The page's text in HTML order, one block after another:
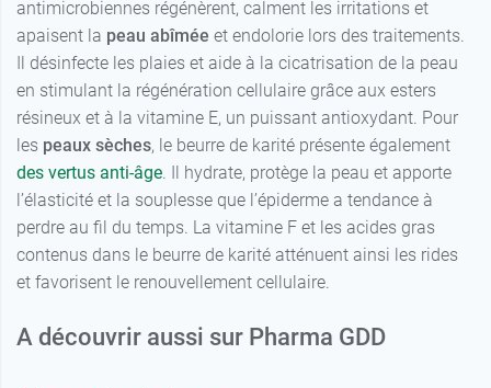
antimicrobiennes régénèrent, calment les irritations et
apaisent la peau abîmée et endolorie lors des traitements.
Il désinfecte les plaies et aide à la cicatrisation de la peau
en stimulant la régénération cellulaire grâce aux esters
résineux et à la vitamine E, un puissant antioxydant. Pour
les peaux sèches, le beurre de karité présente également
des vertus anti-âge. Il hydrate, protège la peau et apporte
l’élasticité et la souplesse que l’épiderme a tendance à
perdre au fil du temps. La vitamine F et les acides gras
contenus dans le beurre de karité atténuent ainsi les rides
et favorisent le renouvellement cellulaire.
A découvrir aussi sur Pharma GDD